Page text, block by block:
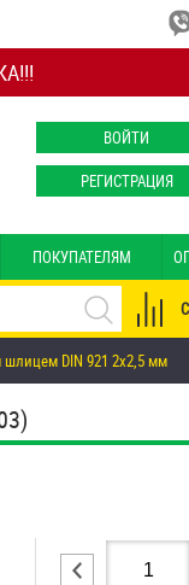
ВОЙТИ
РЕГИСТРАЦИЯ
ПОКУПАТЕЛЯМ
DIN 921 2х2,5 мм